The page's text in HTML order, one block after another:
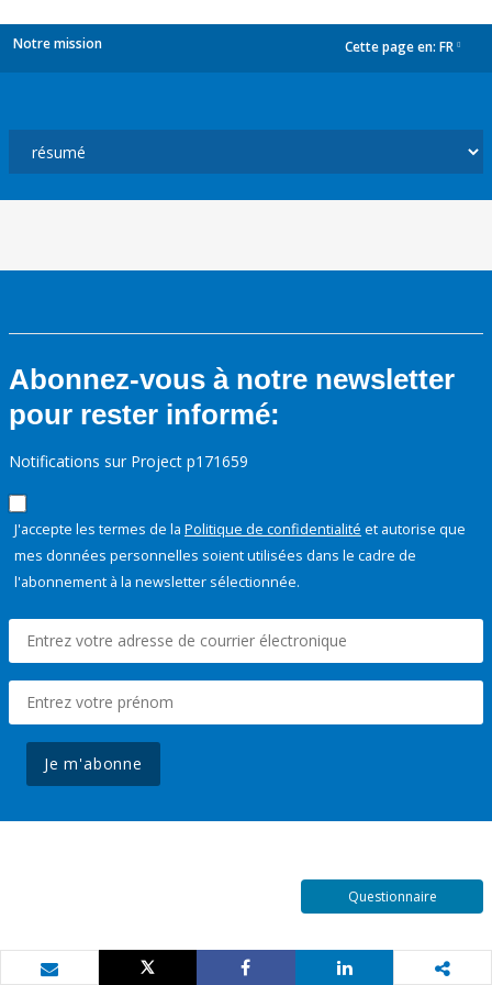
Notre mission Cette page en: FR
Abonnez-vous à notre newsletter
pour rester informé:
Notifications sur Project p171659
J'accepte les termes de la Politique de confidentialité et autorise que
mes données personnelles soient utilisées dans le cadre de
l'abonnement à la newsletter sélectionnée.
Je m'abonne
Questionnaire